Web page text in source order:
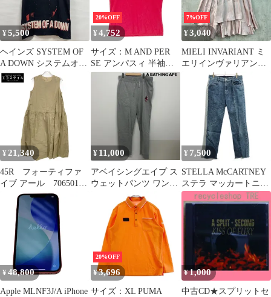
¥5,500
ヘインズ SYSTEM OF
A DOWN システムオブ
アダウン 00s フルグラ
フィック バンド Tシャ
ツ メンズ S
ISItems【USED】【古
着】【中古】50142161
20%OFF
¥ 4,752
サイズ：M AND PER
SE アンパスィ 半袖ハ
イネックTシャツ レッ
ド系 [240101450142] ゴ
ルフウェア レディース
7%OFF
¥3,040
MIELI INVARIANT ミ
エリインヴァリアント
パープル 501425 フレア
スカート ティアード ロ
ングスカート 光沢 サテ
ン ウエストゴム ギャザ
ー イージースカート F
サイズ 無地 華やか 上
品 綺麗め オフィス カ
ジュアル ★ ■◆
¥ 21,340
45R フォーティファ
イブ アール 70650142
ブラウン ダンプ無双の
ドレス リバーシブルワ
ンピース 表記無し
¥ 11,000
アベイシングエイプ ス
ウェットパンツ ワンポ
イントロゴ 刺繍ロゴ メ
ンズ XXL
ISItems【USED】【古
着】【中古】50142367
¥ 7,500
STELLA McCARTNEY
ステラ マッカートニー
18SS カットオフデニム
パンツ 501428 インディ
ゴブルー 27
¥ 48,800
Apple MLNF3J/A iPhone
20%OFF
¥3,696
サイズ：XL PUMA
¥1,000
中古CD★スプリットセ